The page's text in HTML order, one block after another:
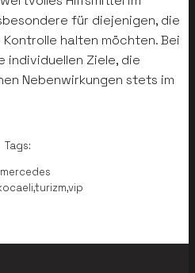
für diejenigen, die
halten möchten. Bei
individuellen Ziele, die
Nebenwirkungen stets im
Tags: